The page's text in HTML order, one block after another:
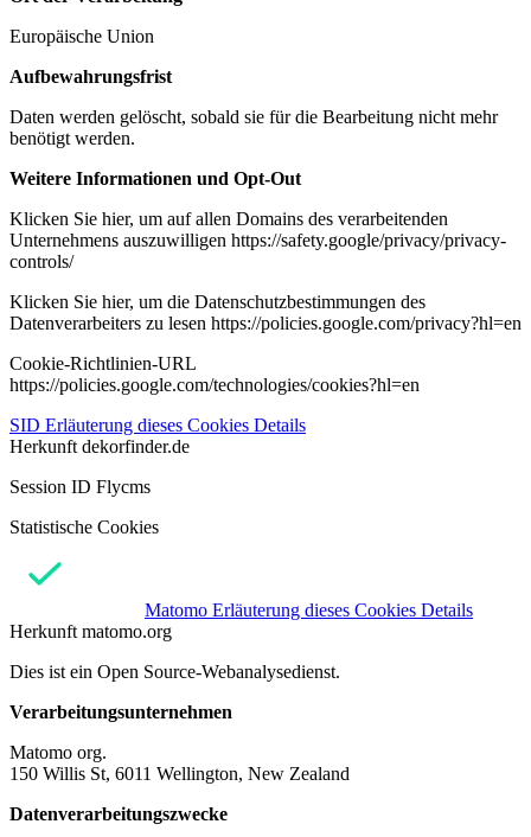
Europäische Union
Aufbewahrungsfrist
Daten werden gelöscht, sobald sie für die Bearbeitung nicht mehr
benötigt werden.
Weitere Informationen und Opt-Out
Klicken Sie hier, um auf allen Domains des verarbeitenden
Unternehmens auszuwilligen https://safety.google/privacy/privacy-
controls/
Klicken Sie hier, um die Datenschutzbestimmungen des
Datenverarbeiters zu lesen https://policies.google.com/privacy?hl=en
Cookie-Richtlinien-URL
https://policies.google.com/technologies/cookies?hl=en
SID Erläuterung dieses Cookies Details
Herkunft dekorfinder.de
Session ID Flycms
Statistische Cookies
Matomo Erläuterung dieses Cookies Details
Herkunft matomo.org
Dies ist ein Open Source-Webanalysedienst.
Verarbeitungsunternehmen
Matomo org.
150 Willis St, 6011 Wellington, New Zealand
Datenverarbeitungszwecke